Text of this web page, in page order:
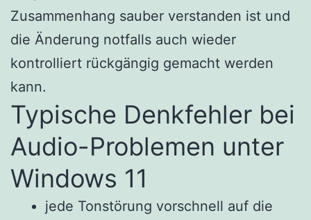
Zusammenhang sauber verstanden ist und
die Änderung notfalls auch wieder
kontrolliert rückgängig gemacht werden
kann.
Typische Denkfehler bei
Audio-Problemen unter
Windows 11
jede Tonstörung vorschnell auf die